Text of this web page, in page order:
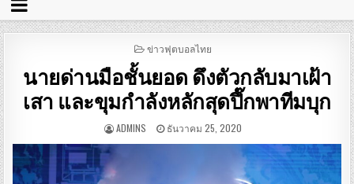
POSTED
ข่าวฟุตบอลไทย
นายด่านมือชั้นยอด ดึงตัวกลับมาเฝ้า
เสา และขุมกำลังหลักสุดปึ๊กพาทีมบุก
ADMINS ธันวาคม 25, 2020